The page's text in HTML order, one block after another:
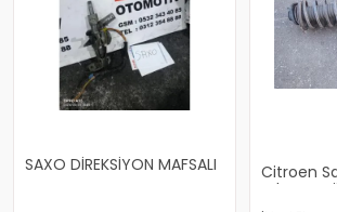
SAXO DİREKSİYON MAFSALI
Citroen
Çıkma